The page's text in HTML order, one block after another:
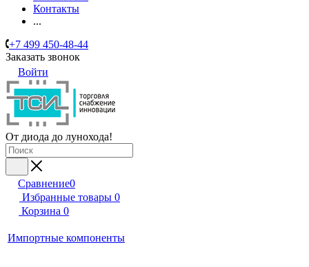
Контакты
...
+7 499 450-48-44
Заказать звонок
Войти
От диода до лунохода!
Сравнение0
Избранные товары 0
Корзина 0
Импортные компоненты